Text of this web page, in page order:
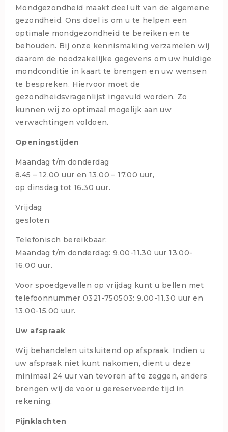
Mondgezondheid maakt deel uit van de algemene
gezondheid. Ons doel is om u te helpen een
optimale mondgezondheid te bereiken en te
behouden. Bij onze kennismaking verzamelen wij
daarom de noodzakelijke gegevens om uw huidige
mondconditie in kaart te brengen en uw wensen
te bespreken. Hiervoor moet de
gezondheidsvragenlijst ingevuld worden. Zo
kunnen wij zo optimaal mogelijk aan uw
verwachtingen voldoen.
Openingstijden
Maandag t/m donderdag
8.45 – 12.00 uur en 13.00 – 17.00 uur,
op dinsdag tot 16.30 uur.
Vrijdag
gesloten
Telefonisch bereikbaar:
Maandag t/m donderdag: 9.00-11.30 uur 13.00-
16.00 uur.
Voor spoedgevallen op vrijdag kunt u bellen met
telefoonnummer 0321-750503: 9.00-11.30 uur en
13.00-15.00 uur.
Uw afspraak
Wij behandelen uitsluitend op afspraak. Indien u
uw afspraak niet kunt nakomen, dient u deze
minimaal 24 uur van tevoren af te zeggen, anders
brengen wij de voor u gereserveerde tijd in
rekening.
Pijnklachten